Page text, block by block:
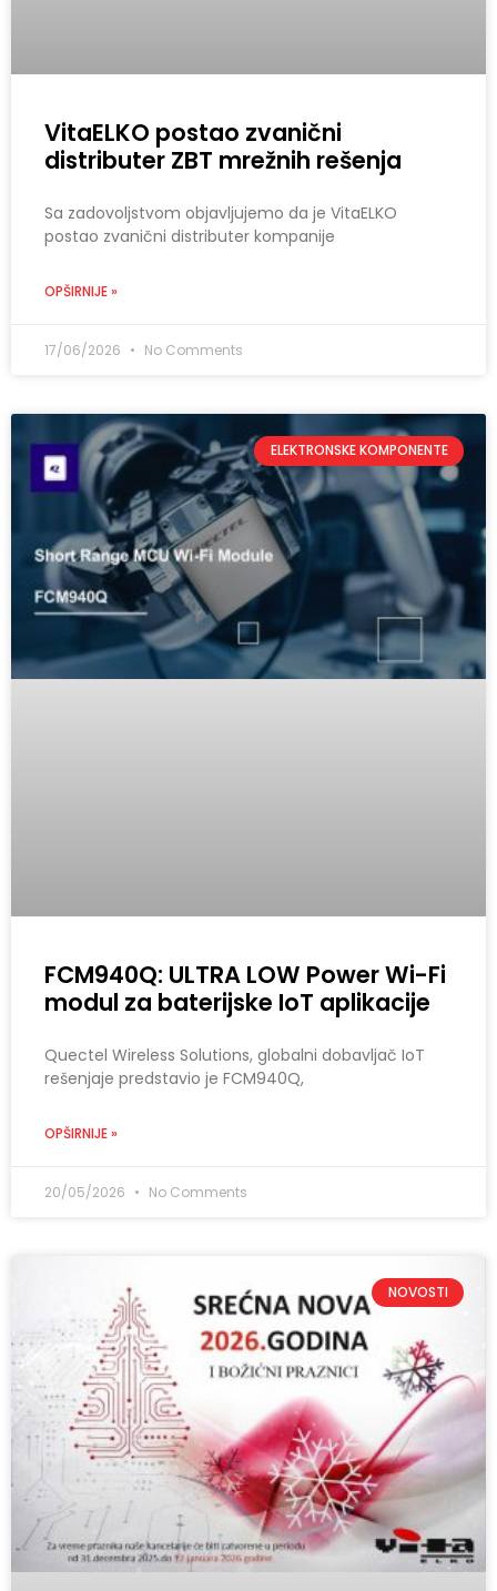
VitaELKO postao zvanični
distributer ZBT mrežnih rešenja
Sa zadovoljstvom objavljujemo da je VitaELKO
postao zvanični distributer kompanije
OPŠIRNIJE »
17/06/2026 No Comments
ELEKTRONSKE KOMPONENTE
FCM940Q: ULTRA LOW Power Wi-Fi
modul za baterijske IoT aplikacije
Quectel Wireless Solutions, globalni dobavljač IoT
rešenjaje predstavio je FCM940Q,
OPŠIRNIJE »
20/05/2026 No Comments
NOVOSTI